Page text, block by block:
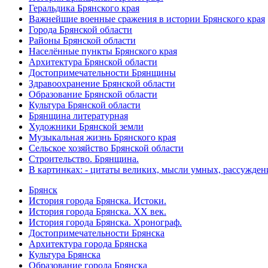
Геральдика Брянского края
Важнейшие военные сражения в истории Брянского края
Города Брянской области
Районы Брянской области
Населённые пункты Брянского края
Архитектура Брянской области
Достопримечательности Брянщины
Здравоохранение Брянской области
Образование Брянской области
Культура Брянской области
Брянщина литературная
Художники Брянской земли
Музыкальная жизнь Брянского края
Сельское хозяйство Брянской области
Строительство. Брянщина.
В картинках: - цитаты великих, мысли умных,
Брянск
История города Брянска. Истоки.
История города Брянска. XX век.
История города Брянска. Хронограф.
Достопримечательности Брянска
Архитектура города Брянска
Культура Брянска
Образование города Брянска